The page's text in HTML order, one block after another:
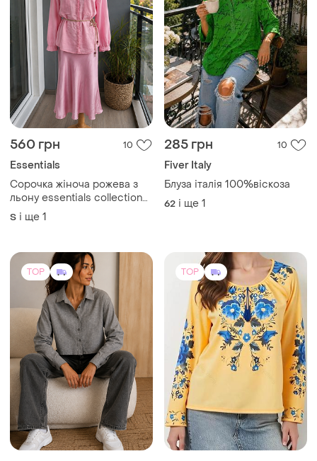
560 грн 10
Essentials
Сорочка жіноча рожева з
льону essentials collection
100% льон на ґудзиках s-m
S і ще 1
285 грн 10
Fiver Italy
Блуза італія 100%віскоза
62 і ще 1
TOP TOP